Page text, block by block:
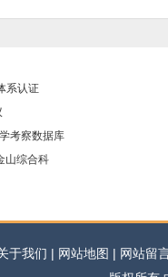
系认证
考察数据库
山综合科
于我们 | 网站地图 | 网站留